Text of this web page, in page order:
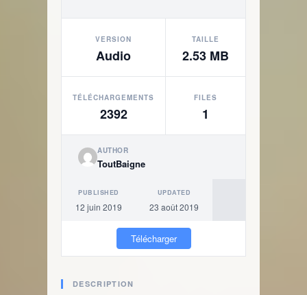
VERSION
Audio
TAILLE
2.53 MB
TÉLÉCHARGEMENTS
2392
FILES
1
AUTHOR
ToutBaigne
PUBLISHED
12 juin 2019
UPDATED
23 août 2019
Télécharger
DESCRIPTION